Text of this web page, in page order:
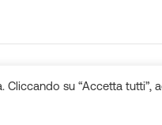
su “Accetta tutti”,